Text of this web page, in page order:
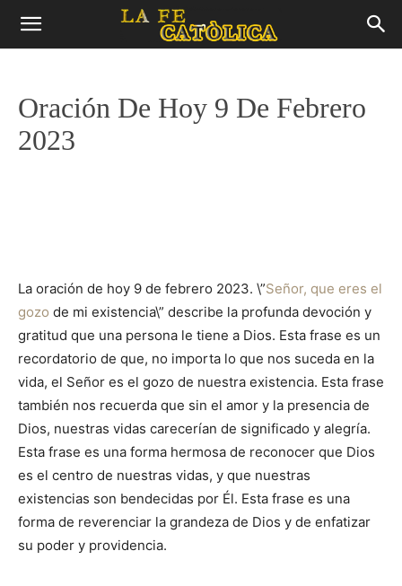
Oración De Hoy 9 De Febrero
2023
La oración de hoy 9 de febrero 2023. \”Señor, que eres el
gozo de mi existencia\” describe la profunda devoción y
gratitud que una persona le tiene a Dios. Esta frase es un
recordatorio de que, no importa lo que nos suceda en la
vida, el Señor es el gozo de nuestra existencia. Esta frase
también nos recuerda que sin el amor y la presencia de
Dios, nuestras vidas carecerían de significado y alegría.
Esta frase es una forma hermosa de reconocer que Dios
es el centro de nuestras vidas, y que nuestras
existencias son bendecidas por Él. Esta frase es una
forma de reverenciar la grandeza de Dios y de enfatizar
su poder y providencia.